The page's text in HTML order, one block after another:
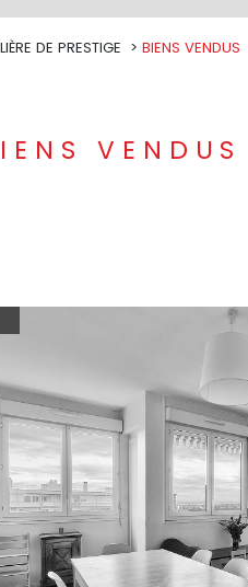
DE PRESTIGE BIENS VENDUS
VENDUS